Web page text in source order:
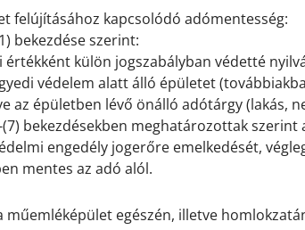
felújításához kapcsolódó adómentesség:
bekezdése szerint:
értékként külön jogszabályban védetté
védelem alatt álló épületet
az épületben lévő önálló adótárgy (lakás,
(7) bekezdésekben meghatározottak
engedély jogerőre emelkedését,
mentes az adó alól.
műemléképület egészén, illetve